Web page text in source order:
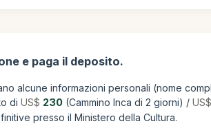
e paga il deposito.
alcune informazioni personali (nome
di US$ 230 (Cammino Inca di 2 giorni) / US$
presso il Ministero della Cultura.